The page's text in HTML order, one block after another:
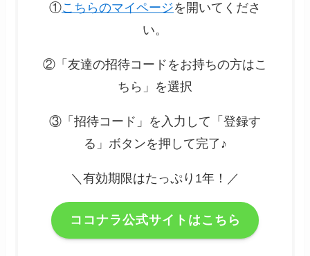
①こちらのマイページを開いてくださ
い。
②「友達の招待コードをお持ちの方はこ
ちら」を選択
③「招待コード」を入力して「登録す
る」ボタンを押して完了♪
＼有効期限はたっぷり1年！／
ココナラ公式サイトはこちら